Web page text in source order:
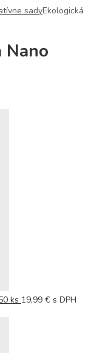
sadyEkologická
Nano
ks 19,99 € s DPH